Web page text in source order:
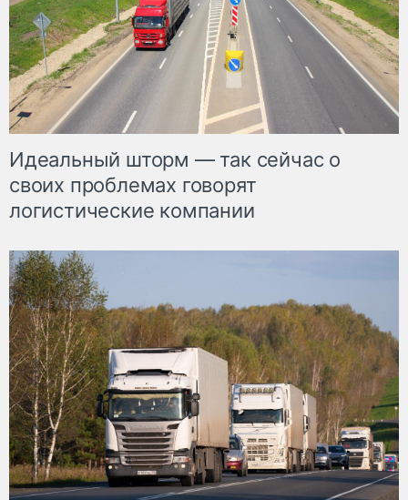
Идеальный шторм — так сейчас о
своих проблемах говорят
логистические компании